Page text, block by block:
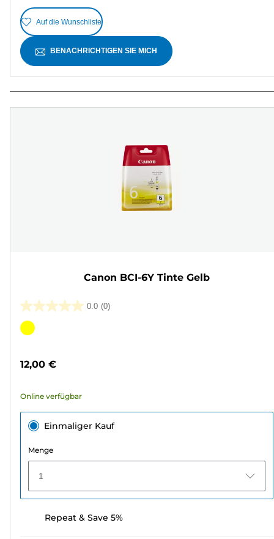
Auf die Wunschliste
BENACHRICHTIGEN SIE MICH
Canon BCI-6Y Tinte Gelb
0.0 (0)
0.0
von
Farbpatrone
12,00 €
Online verfügbar
Einmaliger Kauf
Menge
1
Repeat & Save 5%